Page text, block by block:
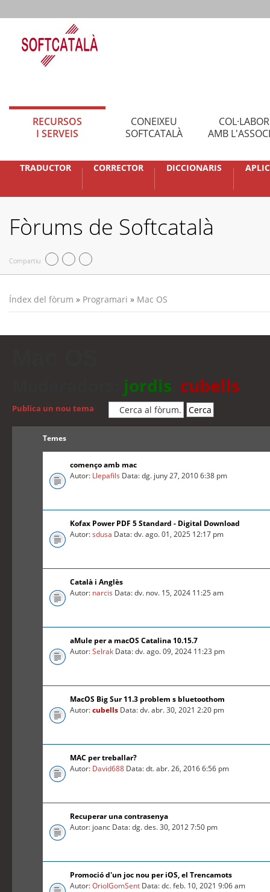
RECURSOS
I SERVEIS
CONEIXEU
SOFTCATALÀ
AMB
TRADUCTOR CORRECTOR DICCIONARIS
Fòrums de Softcatalà
Compartiu
Índex del fòrum » Programari » Mac OS
jordis cubells
Publica un nou tema
Temes
començo amb mac
Autor: Llepafils Data: dg. juny 27, 2010 6:38 pm
Kofax Power PDF 5 Standard - Digital Download
Autor:sdusa Data: dv. ago. 01, 2025 12:17 pm
Català i Anglès
Autor: narcis Data: dv. nov. 15, 2024 11:25 am
aMule per a macOS Catalina 10.15.7
Autor:Selrak Data: dv. ago. 09, 2024 11:23 pm
MacOS Big Sur 11.3 problem s bluetoothom
Autor:cubells Data: dv. abr. 30, 2021 2:20 pm
MAC per treballar?
Autor: David688 Data: dt. abr. 26, 2016 6:56 pm
Recuperar una contrasenya
Autor: joanc Data: dg. des. 30, 2012 7:50 pm
Promoció d'un joc nou per iOS, el Trencamots
Autor:OriolGomSent Data: dc. feb. 10, 2021 9:06 am